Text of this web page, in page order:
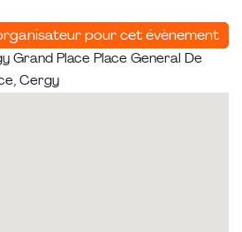
pour cet évènement
Grand Place Place General De
Cergy